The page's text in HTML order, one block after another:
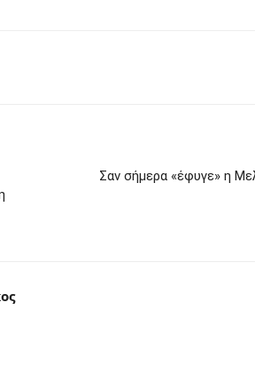
Σαν σήμερα «έφυγε» η